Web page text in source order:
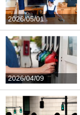
2026/05/01
2026/04/09